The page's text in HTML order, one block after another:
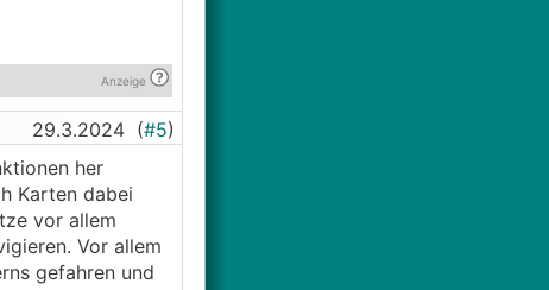
Anzeige
29.3.2024 (#5)
her
Karten dabei
vor allem
Vor allem
gefahren und